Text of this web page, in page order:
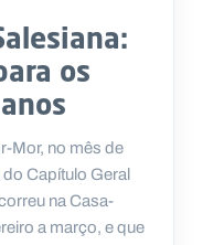
os
Mor, no mês de
Capítulo Geral
na Casa-
a março, e que